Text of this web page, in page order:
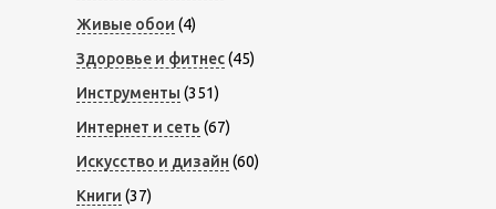
Живые обои (4)
Здоровье и фитнес(45)
Инструменты (351)
Интернет и сеть (67)
Искусство и дизайн (60)
Книги (37)